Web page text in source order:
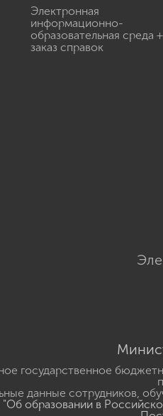
Электронная
информационно-
образовательная среда +
заказ справок
государственное
данные сотрудников,
образовании в